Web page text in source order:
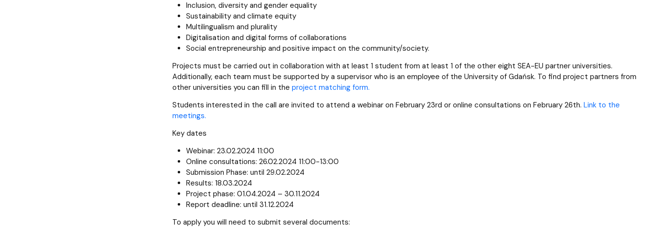
Inclusion, diversity and gender equality
Sustainability and climate equity
Multilingualism and plurality
Digitalisation and digital forms of collaborations
Social entrepreneurship and positive impact on the community/society.
Projects must be carried out in collaboration with at least 1 student from at least 1 of the other eight SEA-EU partner universities.
Additionally, each team must be supported by a supervisor who is an employee of the University of Gdańsk. To find project partners from
other universities you can fill in the project matching form.
Students interested in the call are invited to attend a webinar on February 23rd or online consultations on February 26th. Link to the
meetings.
Key dates
Webinar: 23.02.2024 11:00
Online consultations: 26.02.2024 11:00-13:00
Submission Phase: until 29.02.2024
Results: 18.03.2024
Project phase: 01.04.2024 – 30.11.2024
Report deadline: until 31.12.2024
To apply you will need to submit several documents: